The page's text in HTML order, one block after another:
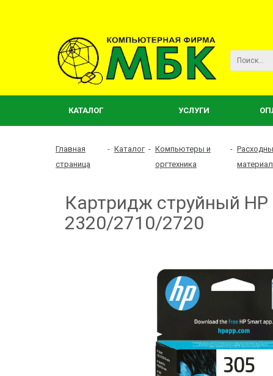
КАТАЛОГ УСЛУГИ
Главная
страница
- Каталог - Компьютеры и
оргтехника
-
Картридж струйный
2320/2710/2720